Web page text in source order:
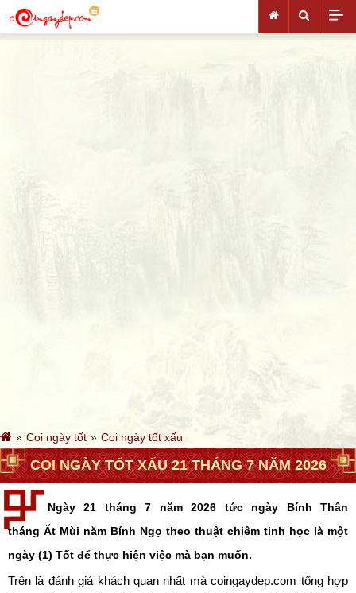
Coi ngày tốt Coi ngày tốt xấu
COI NGÀY TỐT XẤU 21 THÁNG 7 NĂM 2026
Ngày 21 tháng 7 năm 2026 tức ngày Bính Thân
tháng Ất Mùi năm Bính Ngọ theo thuật chiêm tinh học là một
ngày (1) Tốt để thực hiện việc mà bạn muốn.
Trên là đánh giá khách quan nhất mà coingaydep.com tổng hợp